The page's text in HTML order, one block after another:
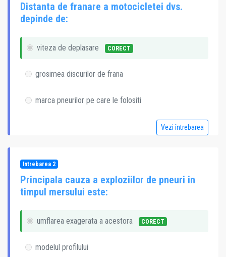
Distanta de franare a motocicletei dvs.
depinde de:
viteza de deplasare CORECT
grosimea discurilor de frana
marca pneurilor pe care le folositi
Vezi întrebarea
Intrebarea 2
Principala cauza a exploziilor de pneuri in
timpul mersului este:
umflarea exagerata a acestora CORECT
modelul profilului